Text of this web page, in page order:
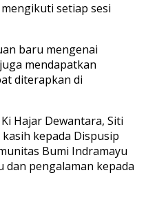
setiap sesi
baru mengenai
mendapatkan
diterapkan di
Hajar Dewantara, Siti
kepada Dispusip
Bumi Indramayu
pengalaman kepada